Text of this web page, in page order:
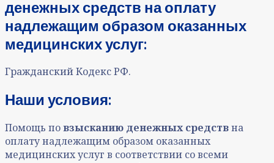
денежных средств на оплату
надлежащим образом оказанных
медицинских услуг:
Гражданский Кодекс РФ.
Наши условия:
Помощь повзысканию денежных средствна
оплату надлежащим образом оказанных
медицинских услуг в соответствии со всеми